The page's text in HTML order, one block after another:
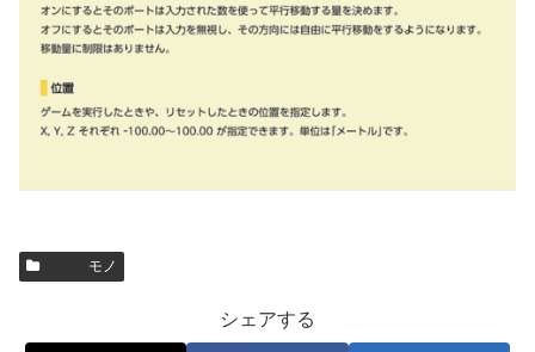
モノ
シェアする